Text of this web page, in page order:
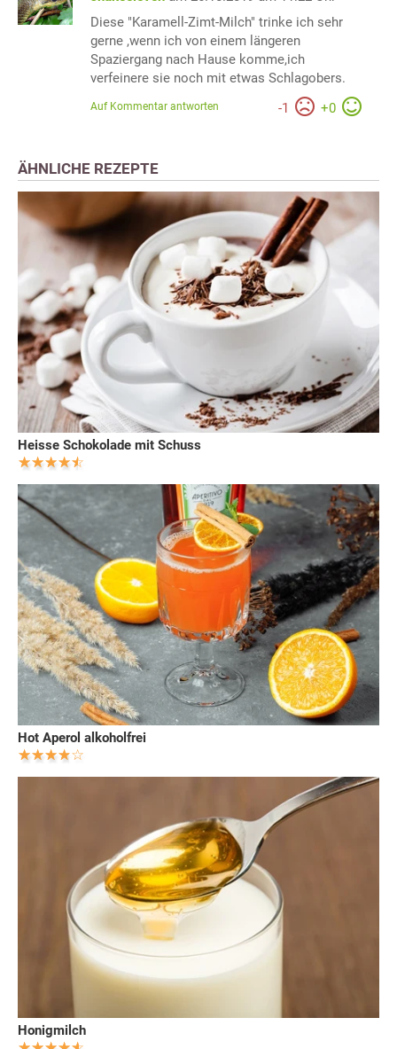
Diese "Karamell-Zimt-Milch" trinke ich sehr
gerne ,wenn ich von einem längeren
Spaziergang nach Hause komme,ich
verfeinere sie noch mit etwas Schlagobers.
-1 +0
Auf Kommentar antworten
ÄHNLICHE REZEPTE
Heisse Schokolade mit Schuss
Hot Aperol alkoholfrei
Honigmilch